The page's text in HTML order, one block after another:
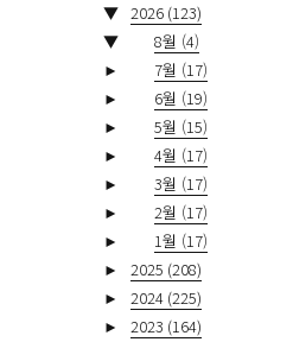
▼ 2026 (123)
▼
8월 (4)
►
7월 (17)
►
6월 (19)
►
5월 (15)
►
4월 (17)
►
3월 (17)
►
2월 (17)
►
1월 (17)
►
2025 (208)
►
2024 (225)
►
2023 (164)